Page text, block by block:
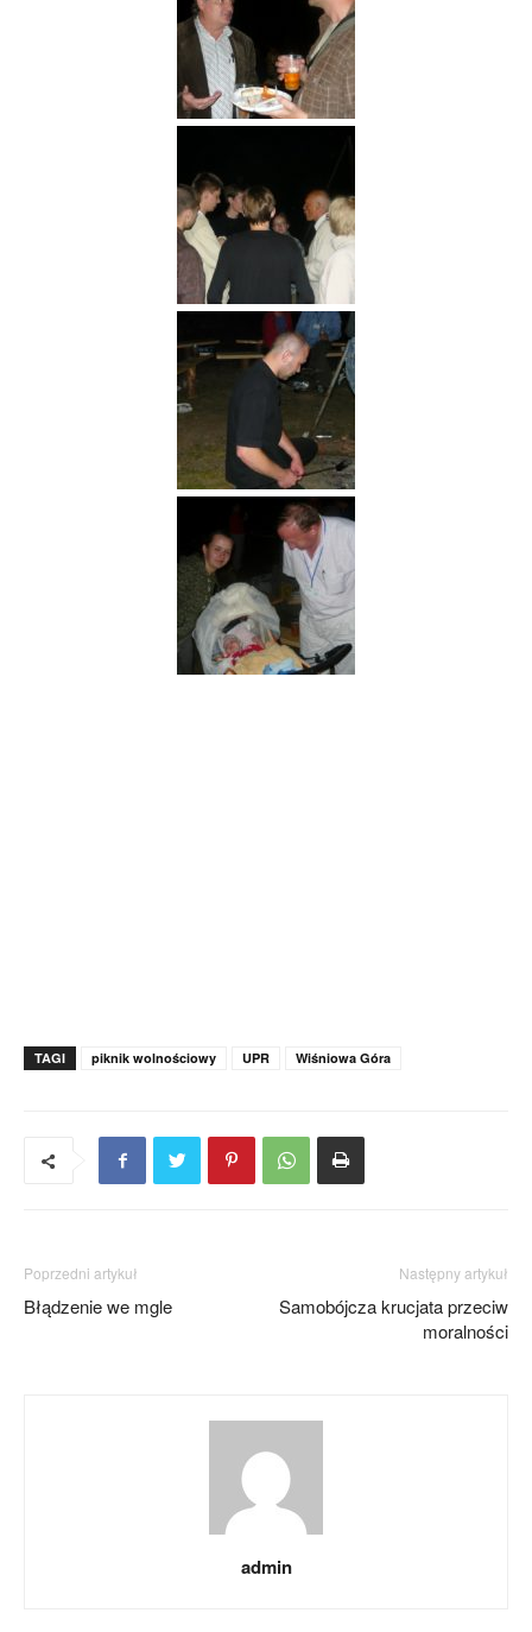
TAGI piknik wolnościowy UPR Wiśniowa Góra
Poprzedni artykuł
Błądzenie we mgle
Następny artykuł
Samobójcza krucjata przeciw
moralności
admin